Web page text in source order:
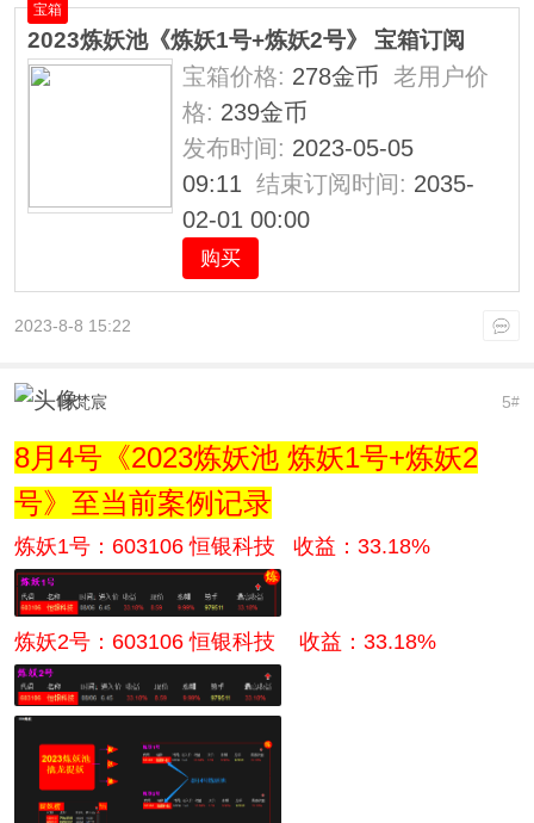
宝箱
2023炼妖池《炼妖1号+炼妖2号》 宝箱订阅
宝箱价格: 278金币 老用户价
格: 239金币
发布时间: 2023-05-05
09:11 结束订阅时间: 2035-
02-01 00:00
购买
2023-8-8 15:22
5#
叶梵宸
8月4号《2023炼妖池 炼妖1号+炼妖2
号》至当前案例记录
炼妖1号：603106 恒银科技 收益：33.18%
炼妖2号： 603106 恒银科技 收益：33.18%